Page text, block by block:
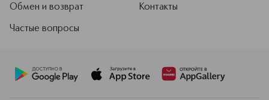
Обмен и возврат
Частые вопросы
Контакты